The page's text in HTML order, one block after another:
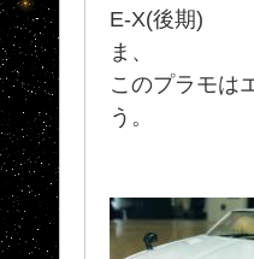
E-X(後期)
ま、
このプラモは
う。